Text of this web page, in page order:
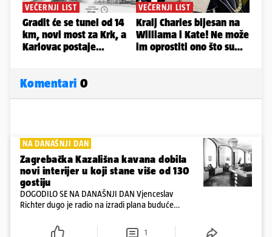
Komentari 0
NA DANAŠNJI DAN
Zagrebačka Kazališna kavana dobila
novi interijer u koji stane više od 130
gostiju
DOGODILO SE NA DANAŠNJI DAN Vjenceslav
Richter dugo je radio na izradi plana buduće
poduzeće Mosor i želje Zagrepčana
1